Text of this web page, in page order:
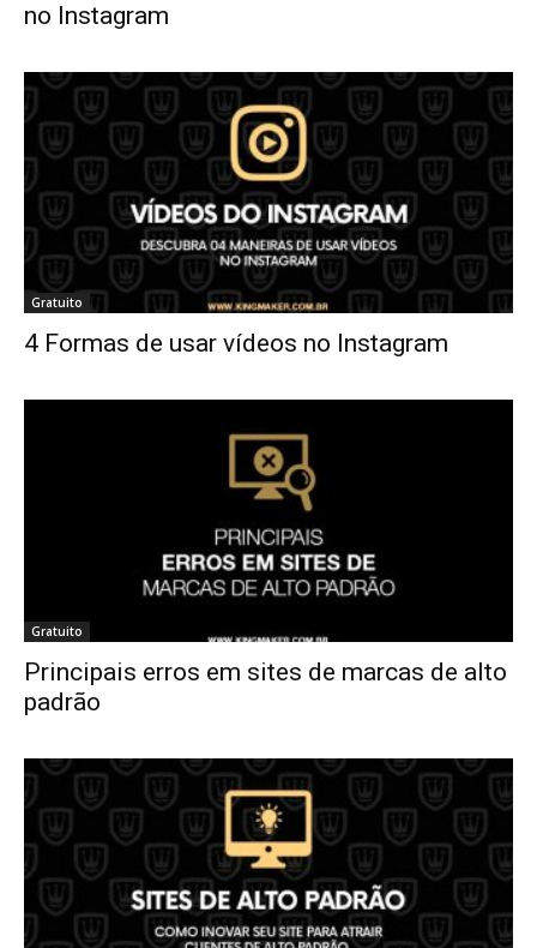
no Instagram
Gratuito
4 Formas de usar vídeos no Instagram
Gratuito
Principais erros em sites de marcas de alto
padrão